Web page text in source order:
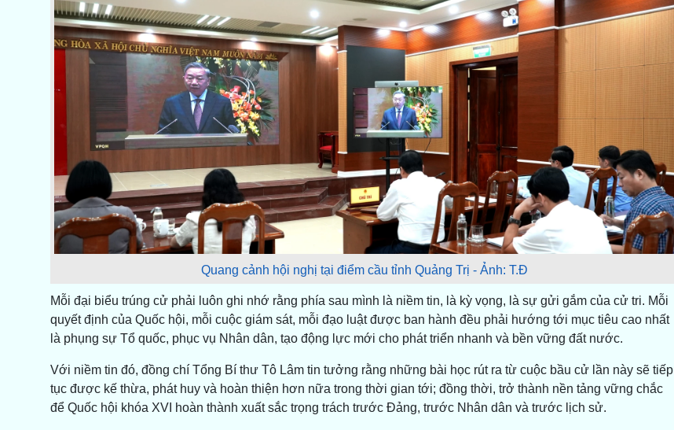
Quang cảnh hội nghị tại điểm cầu tỉnh Quảng Trị - Ảnh: T.Đ
Mỗi đại biểu trúng cử phải luôn ghi nhớ rằng phía sau mình là niềm tin, là kỳ vọng, là sự gửi gắm của cử tri. Mỗi
quyết định của Quốc hội, mỗi cuộc giám sát, mỗi đạo luật được ban hành đều phải hướng tới mục tiêu cao nhất
là phụng sự Tổ quốc, phục vụ Nhân dân, tạo động lực mới cho phát triển nhanh và bền vững đất nước.
Với niềm tin đó, đồng chí Tổng Bí thư Tô Lâm tin tưởng rằng những bài học rút ra từ cuộc bầu cử lần này sẽ tiếp
tục được kế thừa, phát huy và hoàn thiện hơn nữa trong thời gian tới; đồng thời, trở thành nền tảng vững chắc
để Quốc hội khóa XVI hoàn thành xuất sắc trọng trách trước Đảng, trước Nhân dân và trước lịch sử.